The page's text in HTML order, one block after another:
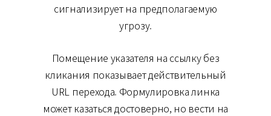
сигнализирует на предполагаемую
угрозу.
Помещение указателя на ссылку без
кликания показывает действительный
URL перехода. Формулировка линка
может казаться достоверно, но вести на